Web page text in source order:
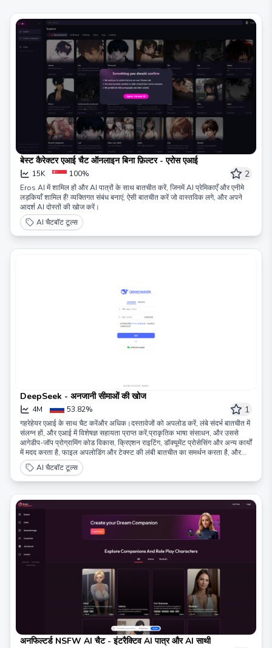
बेस्ट कैरेक्टर एआई चैट ऑनलाइन बिना फ़िल्टर - एरोस एआई
15K 100% 2
Eros AI में शामिल हों और AI पात्रों के साथ बातचीत करें, जिनमें AI प्रेमिकाएँ और एनीमे
लड़कियाँ शामिल हैं! व्यक्तिगत संबंध बनाएं, ऐसी बातचीत करें जो वास्तविक लगे, और अपने
आदर्श AI दोस्तों की खोज करें।
AI चैटबॉट टूल्स
DeepSeek - अनजानी सीमाओं की खोज
4M 53.82% 1
गहरेहेयर एआई के साथ चैट करेंऔर अधिक।दस्तावेजों को अपलोड करें, लंबे संदर्भ बातचीत में
संलग्न हों, और एआई में विशेषज्ञ सहायता प्राप्त करें,प्राकृतिक भाषा संसाधन, और उससे
आगेडीप-जॉप प्रोग्रामिंग कोड विकास, क्रिएशन राइटिंग, डॉक्यूमेंट प्रोसेसिंग और अन्य कार्यों
में मदद करता है, फाइल अपलोडिंग और टेक्स्ट की लंबी बातचीत का समर्थन करता है, और
किसी भी समय AI समर्थन को सक्षम बनाता है।
AI चैटबॉट टूल्स
अनफिल्टर्ड NSFW AI चैट - इंटरैक्टिव AI पात्र और AI साथी